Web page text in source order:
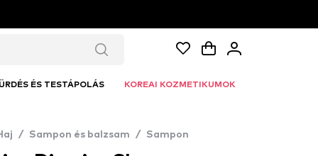
ÉS TESTÁPOLÁS KOREAI KOZMETIKUMOK
/ Sampon és balzsam / Sampon